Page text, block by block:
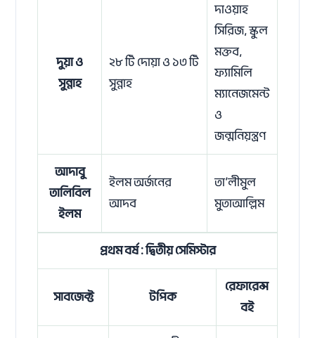
দুয়া ও
সুন্নাহ
২৮ টি দোয়া ও ১৩ টি
সুন্নাহ
দাওয়াহ
সিরিজ, স্কুল
মক্তব,
ফ্যামিলি
ম্যানেজমেন্ট
ও
জন্মনিয়ন্ত্রণ
আদাবু
তালিবিল
ইলম
ইলম অর্জনের
আদব
তা’লীমুল
মুতাআল্লিম
প্রথম বর্ষ : দ্বিতীয় সেমিস্টার
সাবজেক্ট টপিক
রেফারেন্স
বই